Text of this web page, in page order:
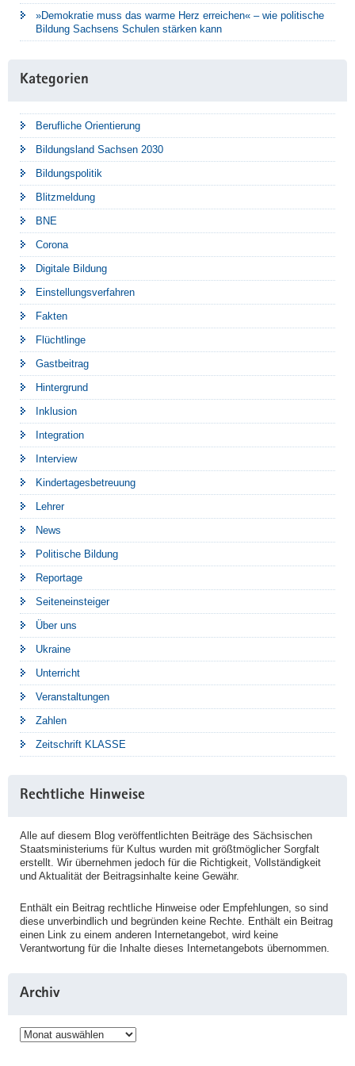
»Demokratie muss das warme Herz erreichen« – wie politische
Bildung Sachsens Schulen stärken kann
Kategorien
Berufliche Orientierung
Bildungsland Sachsen 2030
Bildungspolitik
Blitzmeldung
BNE
Corona
Digitale Bildung
Einstellungsverfahren
Fakten
Flüchtlinge
Gastbeitrag
Hintergrund
Inklusion
Integration
Interview
Kindertagesbetreuung
Lehrer
News
Politische Bildung
Reportage
Seiteneinsteiger
Über uns
Ukraine
Unterricht
Veranstaltungen
Zahlen
Zeitschrift KLASSE
Rechtliche Hinweise
Alle auf diesem Blog veröffentlichten Beiträge des Sächsischen
Staatsministeriums für Kultus wurden mit größtmöglicher Sorgfalt
erstellt. Wir übernehmen jedoch für die Richtigkeit, Vollständigkeit
und Aktualität der Beitragsinhalte keine Gewähr.
Enthält ein Beitrag rechtliche Hinweise oder Empfehlungen, so sind
diese unverbindlich und begründen keine Rechte. Enthält ein Beitrag
einen Link zu einem anderen Internetangebot, wird keine
Verantwortung für die Inhalte dieses Internetangebots übernommen.
Archiv
Archiv